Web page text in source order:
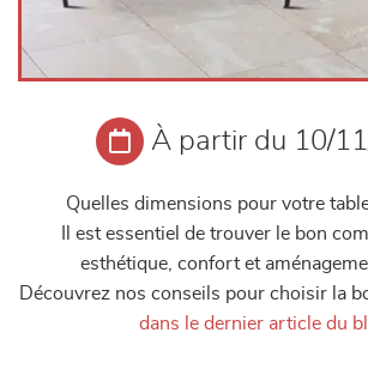
À partir du 10/
Quelles dimensions pour votre
Il est essentiel de trouver le bon
esthétique, confort et
Découvrez nos conseils pour choisir la
dans le dernier article du